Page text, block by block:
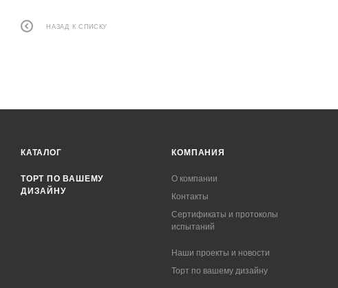
НАЗАД К СПИСКУ
КАТАЛОГ
ТОРТ ПО ВАШЕМУ
ДИЗАЙНУ
КОМПАНИЯ
О компании
Контакты
Сертификаты и протоколы
испытаний
Наши проекты и новости
Торт по вашему дизайну